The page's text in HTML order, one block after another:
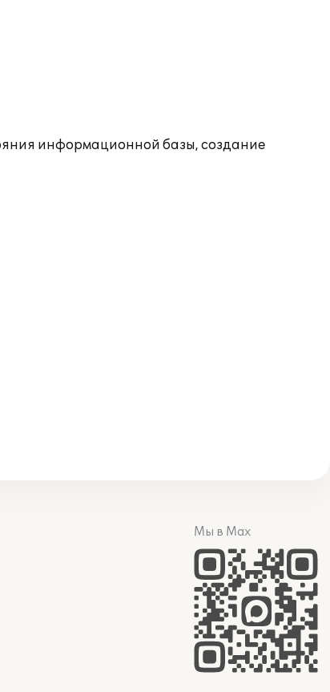
информационной базы, создание
Мы в Max